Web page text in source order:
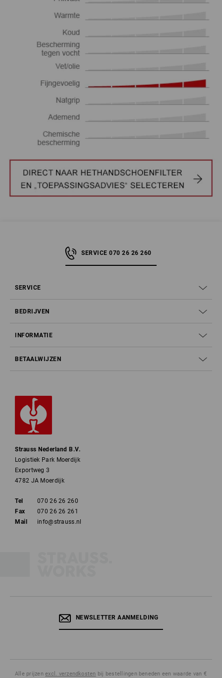
SERVICE 070 26 26 260
SERVICE
BEDRIJVEN
INFORMATIE
BETAALWIJZEN
Strauss Nederland B.V.
Logistiek Park Moerdijk
Exportweg 3
4782 JA Moerdijk
Tel
070 26 26 260
Fax
070 26 26 261
Mail
info@strauss.nl
NEWSLETTER AANMELDING
Alle prijzenexcl. verzendkosten bij bestellingen beneden een waarde van €